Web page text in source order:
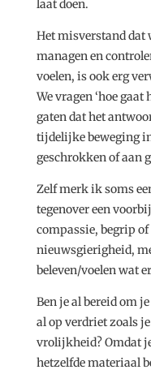
laat doen.
Het misverstand dat
managen en
voelen, is ook erg
We vragen ‘hoe gaat
gaten dat het
tijdelijke beweging
geschrokken of aan
Zelf merk ik soms
tegenover een
compassie, begrip
nieuwsgierigheid,
beleven/voelen wat
Ben je al bereid om
al op verdriet zoals
vrolijkheid? Omdat
hetzelfde materiaal